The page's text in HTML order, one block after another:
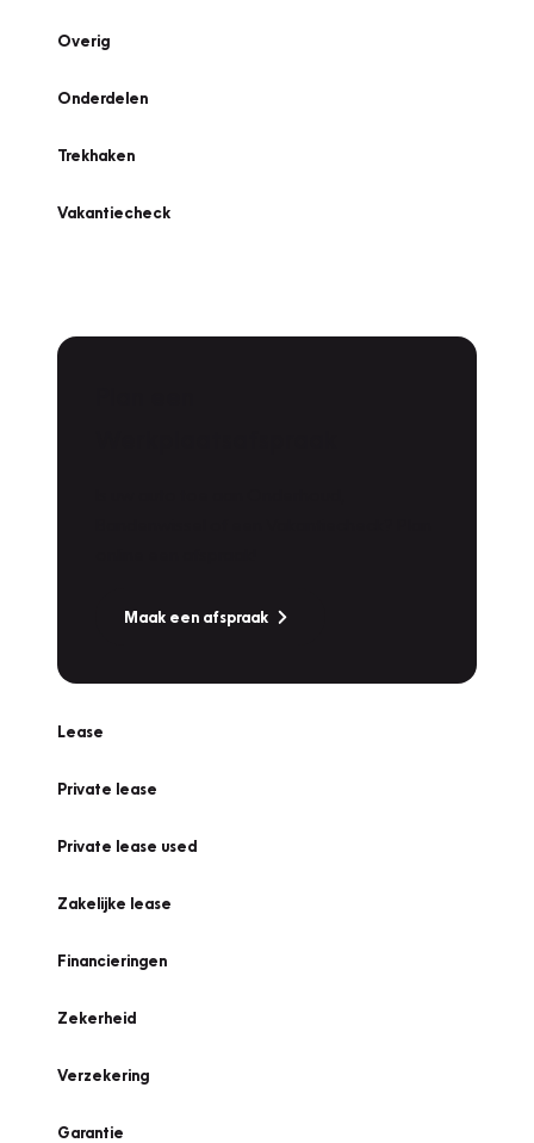
Overig
Onderdelen
Trekhaken
Vakantiecheck
Maak een afspraak
Lease
Private lease
Private lease used
Zakelijke lease
Financieringen
Zekerheid
Verzekering
Garantie